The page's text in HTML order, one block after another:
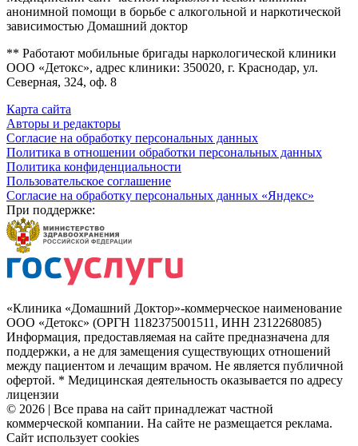
анонимной помощи в борьбе с алкогольной и наркотической
зависимостью Домашний доктор
** Работают мобильные бригады наркологической клиники
ООО «Детокс», адрес клиники: 350020, г. Краснодар, ул.
Северная, 324, оф. 8
Карта сайта
Авторы и редакторы
Согласие на обработку персональных данных
Политика в отношении обработки персональных данных
Политика конфиденциальности
Пользовательское соглашение
Согласие на обработку персональных данных «Яндекс»
При поддержке:
«Клиника «Домашний Доктор»-коммерческое наименование
ООО «Детокс» (ОРГН 1182375001511, ИНН 2312268085)
Информация, предоставляемая на сайте предназначена для
поддержки, а не для замещения существующих отношений
между пациентом и лечащим врачом. Не является публичной
офертой. * Медицинская деятельность оказывается по адресу
лицензии
© 2026 | Все права на сайт принадлежат частной
коммерческой компании. На сайте не размещается реклама.
Сайт использует cookies